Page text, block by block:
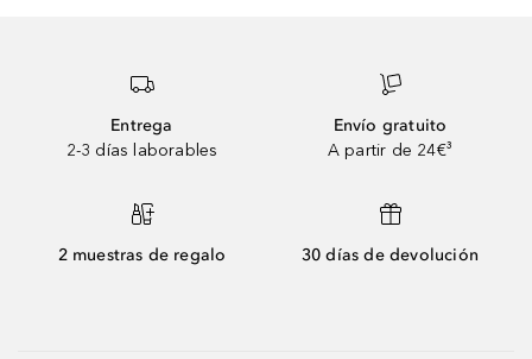
Entrega
2-3 días laborables
Envío gratuito
A partir de 24€³
2 muestras de regalo 30 días de devolución